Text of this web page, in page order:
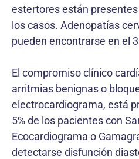
estertores están
los casos. Adenopatías
pueden encontrarse en el
El compromiso clínico
arritmias benignas o
electrocardiograma, está
5% de los pacientes con
Ecocardiograma o
detectarse disfunción